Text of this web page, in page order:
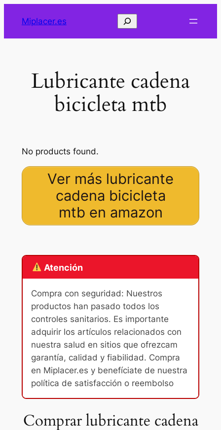
Miplacer.es Buscar
Lubricante cadena
bicicleta mtb
No products found.
Ver más lubricante
cadena bicicleta
mtb en amazon
Atención
Compra con seguridad: Nuestros
productos han pasado todos los
controles sanitarios. Es importante
adquirir los artículos relacionados con
nuestra salud en sitios que ofrezcam
garantía, calidad y fiabilidad. Compra
en Miplacer.es y benefíciate de nuestra
política de satisfacción o reembolso
Comprar lubricante cadena